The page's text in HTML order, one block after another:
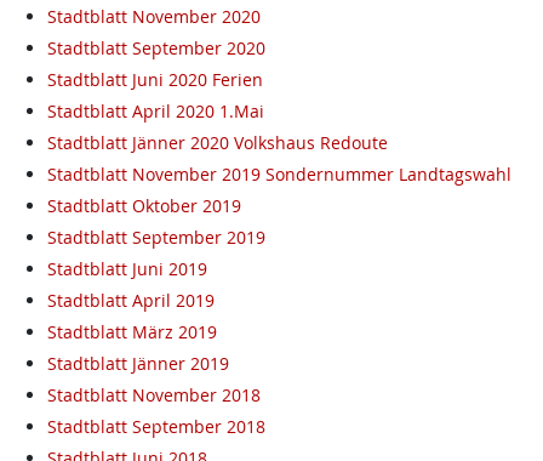
Stadtblatt November 2020
Stadtblatt September 2020
Stadtblatt Juni 2020 Ferien
Stadtblatt April 2020 1.Mai
Stadtblatt Jänner 2020 Volkshaus Redoute
Stadtblatt November 2019 Sondernummer Landtagswahl
Stadtblatt Oktober 2019
Stadtblatt September 2019
Stadtblatt Juni 2019
Stadtblatt April 2019
Stadtblatt März 2019
Stadtblatt Jänner 2019
Stadtblatt November 2018
Stadtblatt September 2018